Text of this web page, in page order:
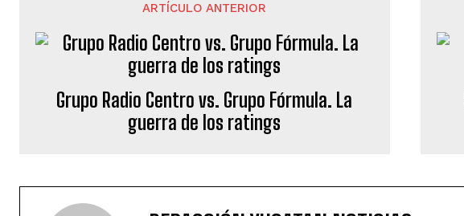
ARTÍCULO ANTERIOR
Grupo Radio Centro vs. Grupo Fórmula. La
guerra de los ratings